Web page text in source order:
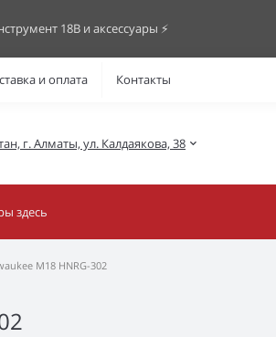
18В и аксессуары ⚡️
и оплата Контакты
г. Алматы, ул. Калдаякова, 38
M18 HNRG-302